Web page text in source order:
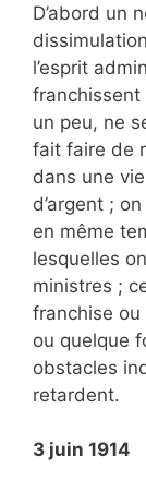
D’abord un
l’esprit
un peu, ne
fait faire de
dans une
d’argent ;
en même
lesquelles
ministres ;
franchise
ou quelque
obstacles
retardent.
3 juin 1914